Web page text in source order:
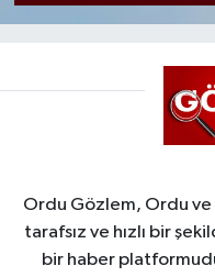
Ordu Gözlem, Ordu
tarafsız ve hızlı bir
bir haber